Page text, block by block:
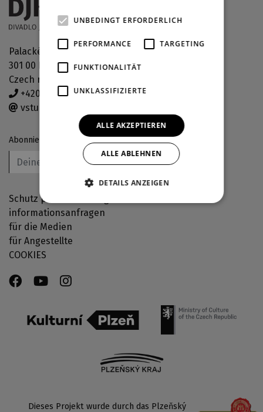
Palackého náměstí 30
301 00 Plzeň
Czech republic
+420 378 038 190
vstupenky@djkt.eu
Abonniere unseren Newsletter
Schutz personenbezogener Daten - GDPR
informationsanfragen
für die Medien
für Angestellte
COOKIES
Dieses Projekt wurde durch das Plzeňský
UNBEDINGT ERFORDERLICH
PERFORMANCE TARGETING
FUNKTIONALITÄT
UNKLASSIFIZIERTE
ALLE AKZEPTIEREN
ALLE ABLEHNEN
DETAILS ANZEIGEN